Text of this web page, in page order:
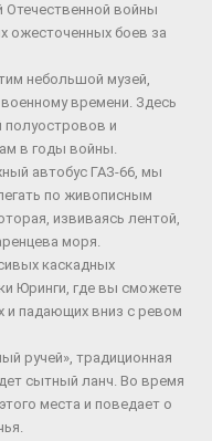
Отечественной войны
ожесточенных боев за
небольшой музей,
времени. Здесь
полуостровов и
в годы войны.
автобус ГАЗ-66, мы
по живописным
извиваясь лентой,
моря.
каскадных
Юринги, где вы сможете
и падающих вниз с ревом
ручей», традиционная
сытный ланч. Во время
места и поведает о